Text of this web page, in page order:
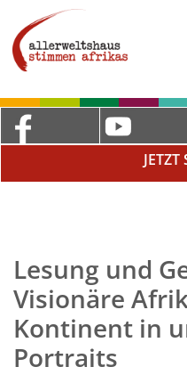
Lesung und
Visionäre
Kontinent in
Portraits